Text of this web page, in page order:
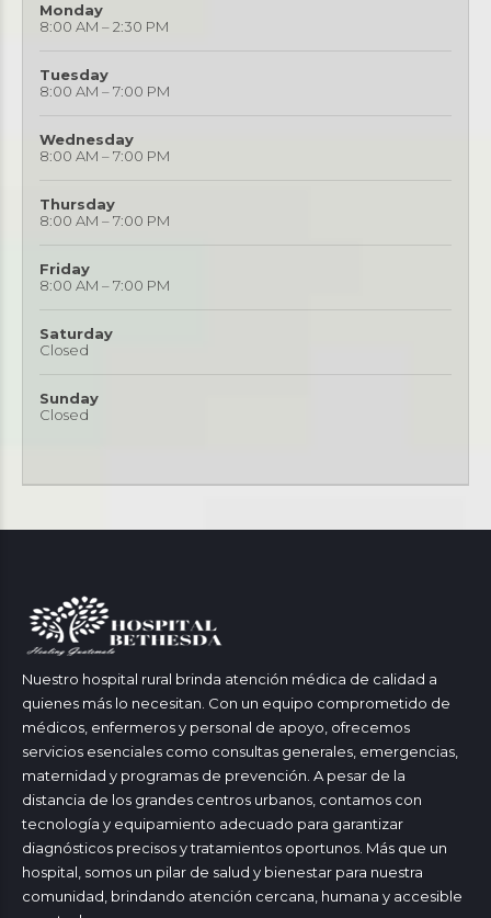
Monday
8:00 AM – 2:30 PM
Tuesday
8:00 AM – 7:00 PM
Wednesday
8:00 AM – 7:00 PM
Thursday
8:00 AM – 7:00 PM
Friday
8:00 AM – 7:00 PM
Saturday
Closed
Sunday
Closed
Nuestro hospital rural brinda atención médica de calidad a
quienes más lo necesitan. Con un equipo comprometido de
médicos, enfermeros y personal de apoyo, ofrecemos
servicios esenciales como consultas generales, emergencias,
maternidad y programas de prevención. A pesar de la
distancia de los grandes centros urbanos, contamos con
tecnología y equipamiento adecuado para garantizar
diagnósticos precisos y tratamientos oportunos. Más que un
hospital, somos un pilar de salud y bienestar para nuestra
comunidad, brindando atención cercana, humana y accesible